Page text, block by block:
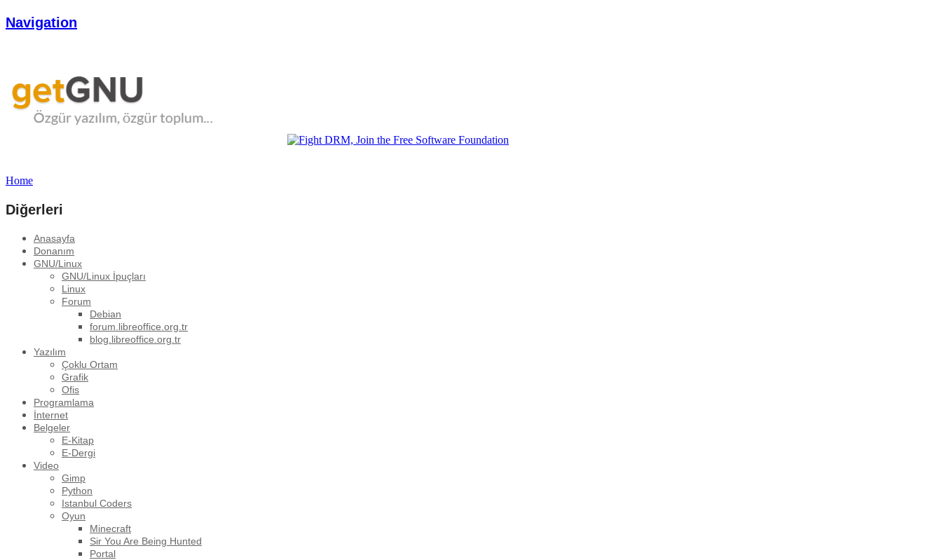
Navigation
Home
Diğerleri
Anasayfa
Donanım
GNU/Linux
GNU/Linux İpuçları
Linux
Forum
Debian
forum.libreoffice.org.tr
blog.libreoffice.org.tr
Yazılım
Çoklu Ortam
Grafik
Ofis
Programlama
İnternet
Belgeler
E-Kitap
E-Dergi
Video
Gimp
Python
Istanbul Coders
Oyun
Minecraft
Sir You Are Being Hunted
Portal